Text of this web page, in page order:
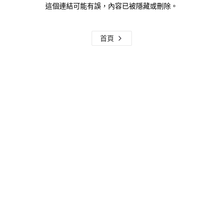
這個連結可能有誤，內容已被隱藏或刪除。
首頁